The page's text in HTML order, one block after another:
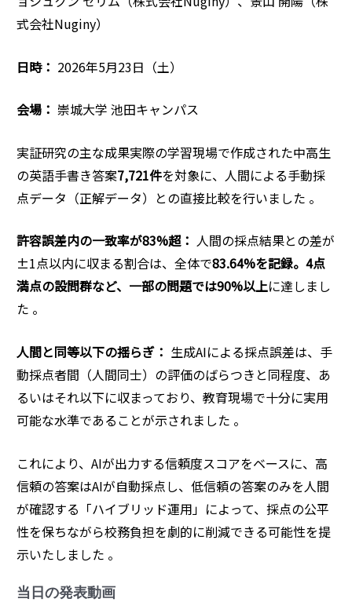
式会社Nuginy）
日時： 2026年5月23日（土）
会場： 崇城大学 池田キャンパス
実証研究の主な成果実際の学習現場で作成された中高生
の英語手書き答案7,721件を対象に、人間による手動採
点データ（正解データ）との直接比較を行いました 。
許容誤差内の一致率が83%超： 人間の採点結果との差が
±1点以内に収まる割合は、全体で83.64%を記録。4点
満点の設問群など、一部の問題では90%以上に達しまし
た 。
人間と同等以下の揺らぎ： 生成AIによる採点誤差は、手
動採点者間（人間同士）の評価のばらつきと同程度、あ
るいはそれ以下に収まっており、教育現場で十分に実用
可能な水準であることが示されました 。
これにより、AIが出力する信頼度スコアをベースに、高
信頼の答案はAIが自動採点し、低信頼の答案のみを人間
が確認する「ハイブリッド運用」によって、採点の公平
性を保ちながら校務負担を劇的に削減できる可能性を提
示いたしました 。
当日の発表動画